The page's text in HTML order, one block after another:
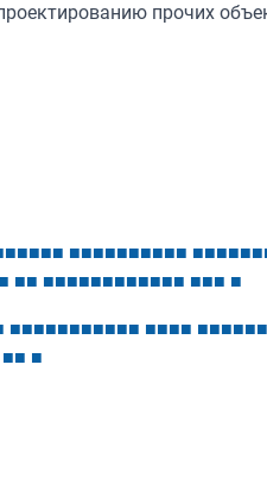
прочих
■■■■■ ■■■■■■■■■■ ■■■■■■
■ ■■ ■■■■■■■■■■■■ ■■■ ■
■■■■■■■■■■■ ■■■■ ■■■■■■
■■ ■